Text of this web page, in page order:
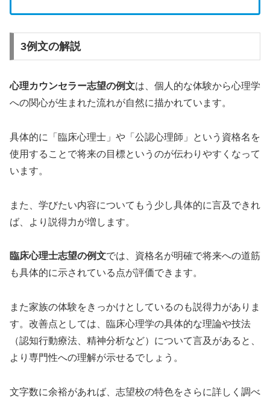
3例文の解説
心理カウンセラー志望の例文は、個人的な体験から心理学
への関心が生まれた流れが自然に描かれています。
具体的に「臨床心理士」や「公認心理師」という資格名を
使用することで将来の目標というのが伝わりやすくなって
います。
また、学びたい内容についてもう少し具体的に言及できれ
ば、より説得力が増します。
臨床心理士志望の例文では、資格名が明確で将来への道筋
も具体的に示されている点が評価できます。
また家族の体験をきっかけとしているのも説得力がありま
す。改善点としては、臨床心理学の具体的な理論や技法
（認知行動療法、精神分析など）について言及があると、
より専門性への理解が示せるでしょう。
文字数に余裕があれば、志望校の特色をさらに詳しく調べ